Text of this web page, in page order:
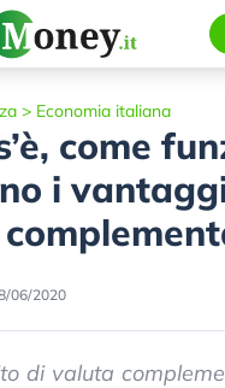
> Economia italiana
come
i
06/2020
di valuta